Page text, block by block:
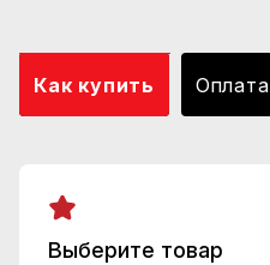
Как купить Оплата
Выберите товар